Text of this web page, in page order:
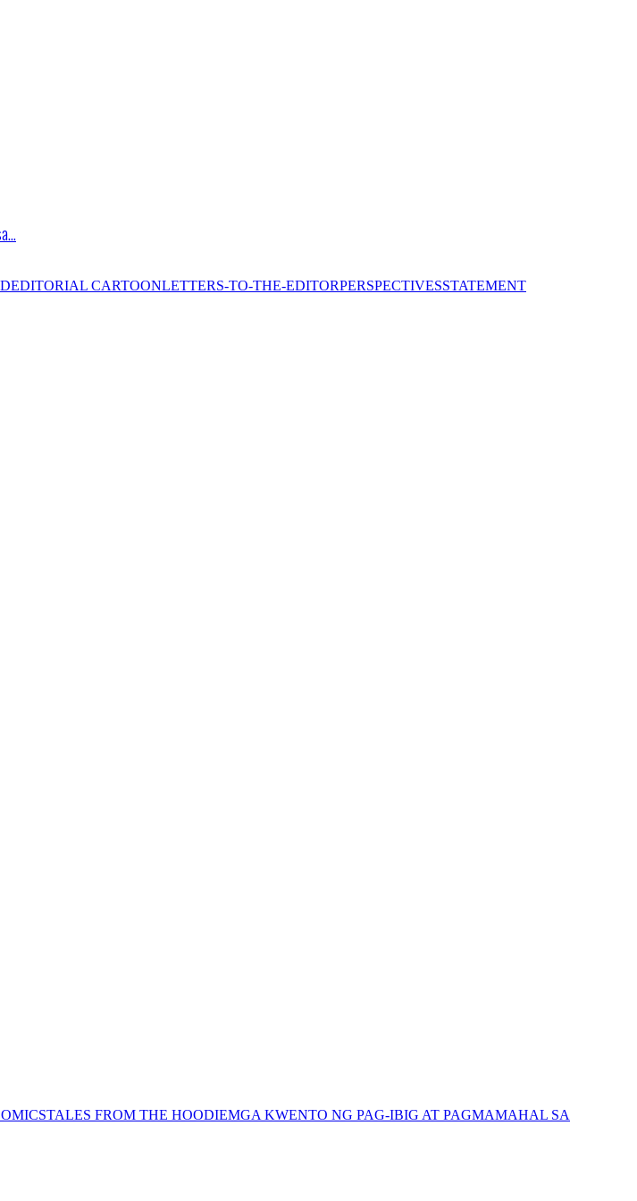
EDITORIAL CARTOONLETTERS-TO-THE-EDITORPERSPECTIVESSTATEMENT
TALES FROM THE HOODIEMGA KWENTO NG PAG-IBIG AT PAGMAMAHAL SA